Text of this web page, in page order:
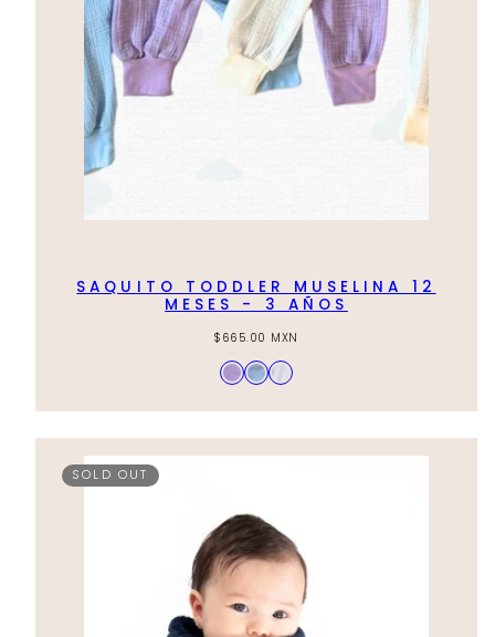
SAQUITO TODDLER MUSELINA 12
MESES - 3 AÑOS
Regular
$665.00 MXN
Available
in
LilaAzul Hueso
SOLD OUT